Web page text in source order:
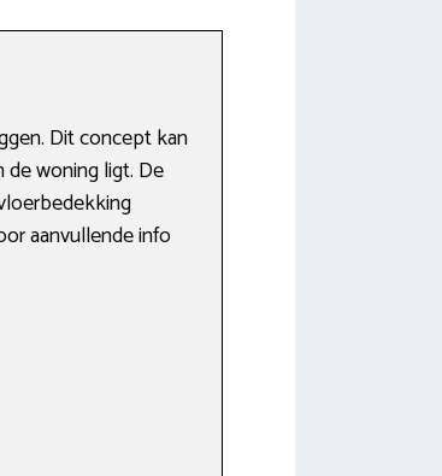
Dit concept kan
de woning ligt. De
aanvullende info